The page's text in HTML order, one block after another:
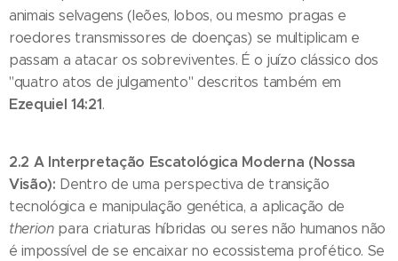
animais selvagens (leões, lobos, ou mesmo pragas e
roedores transmissores de doenças) se multiplicam e
passam a atacar os sobreviventes. É o juízo clássico dos
"quatro atos de julgamento" descritos também em
Ezequiel 14:21.
2.2 A Interpretação Escatológica Moderna (Nossa
Visão): Dentro de uma perspectiva de transição
tecnológica e manipulação genética, a aplicação de
therionpara criaturas híbridas ou seres não humanos não
é impossível de se encaixar no ecossistema profético. Se